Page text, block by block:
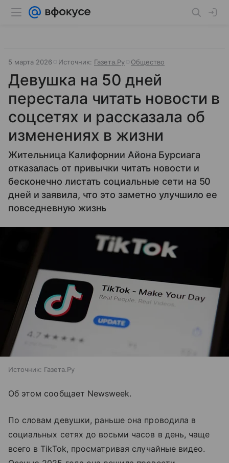
5 марта 2026 Источник: Газета.Ру Общество
Девушка на 50 дней
перестала читать новости в
соцсетях и рассказала об
изменениях в жизни
Жительница Калифорнии Айона Бурсиага
отказалась от привычки читать новости и
бесконечно листать социальные сети на 50
дней и заявила, что это заметно улучшило ее
повседневную жизнь
Источник: Газета.Ру
Об этом сообщает Newsweek.
По словам девушки, раньше она проводила в
социальных сетях до восьми часов в день, чаще
всего в TikTok, просматривая случайные видео.